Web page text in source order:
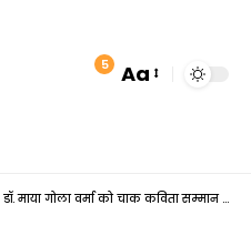
5 Aa
डॉ. माया गोला वर्मा को चाक कविता सम्मान से नवाजा गया